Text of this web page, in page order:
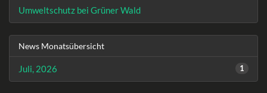
Umweltschutz bei Grüner Wald
News Monatsübersicht
Juli, 2026 1